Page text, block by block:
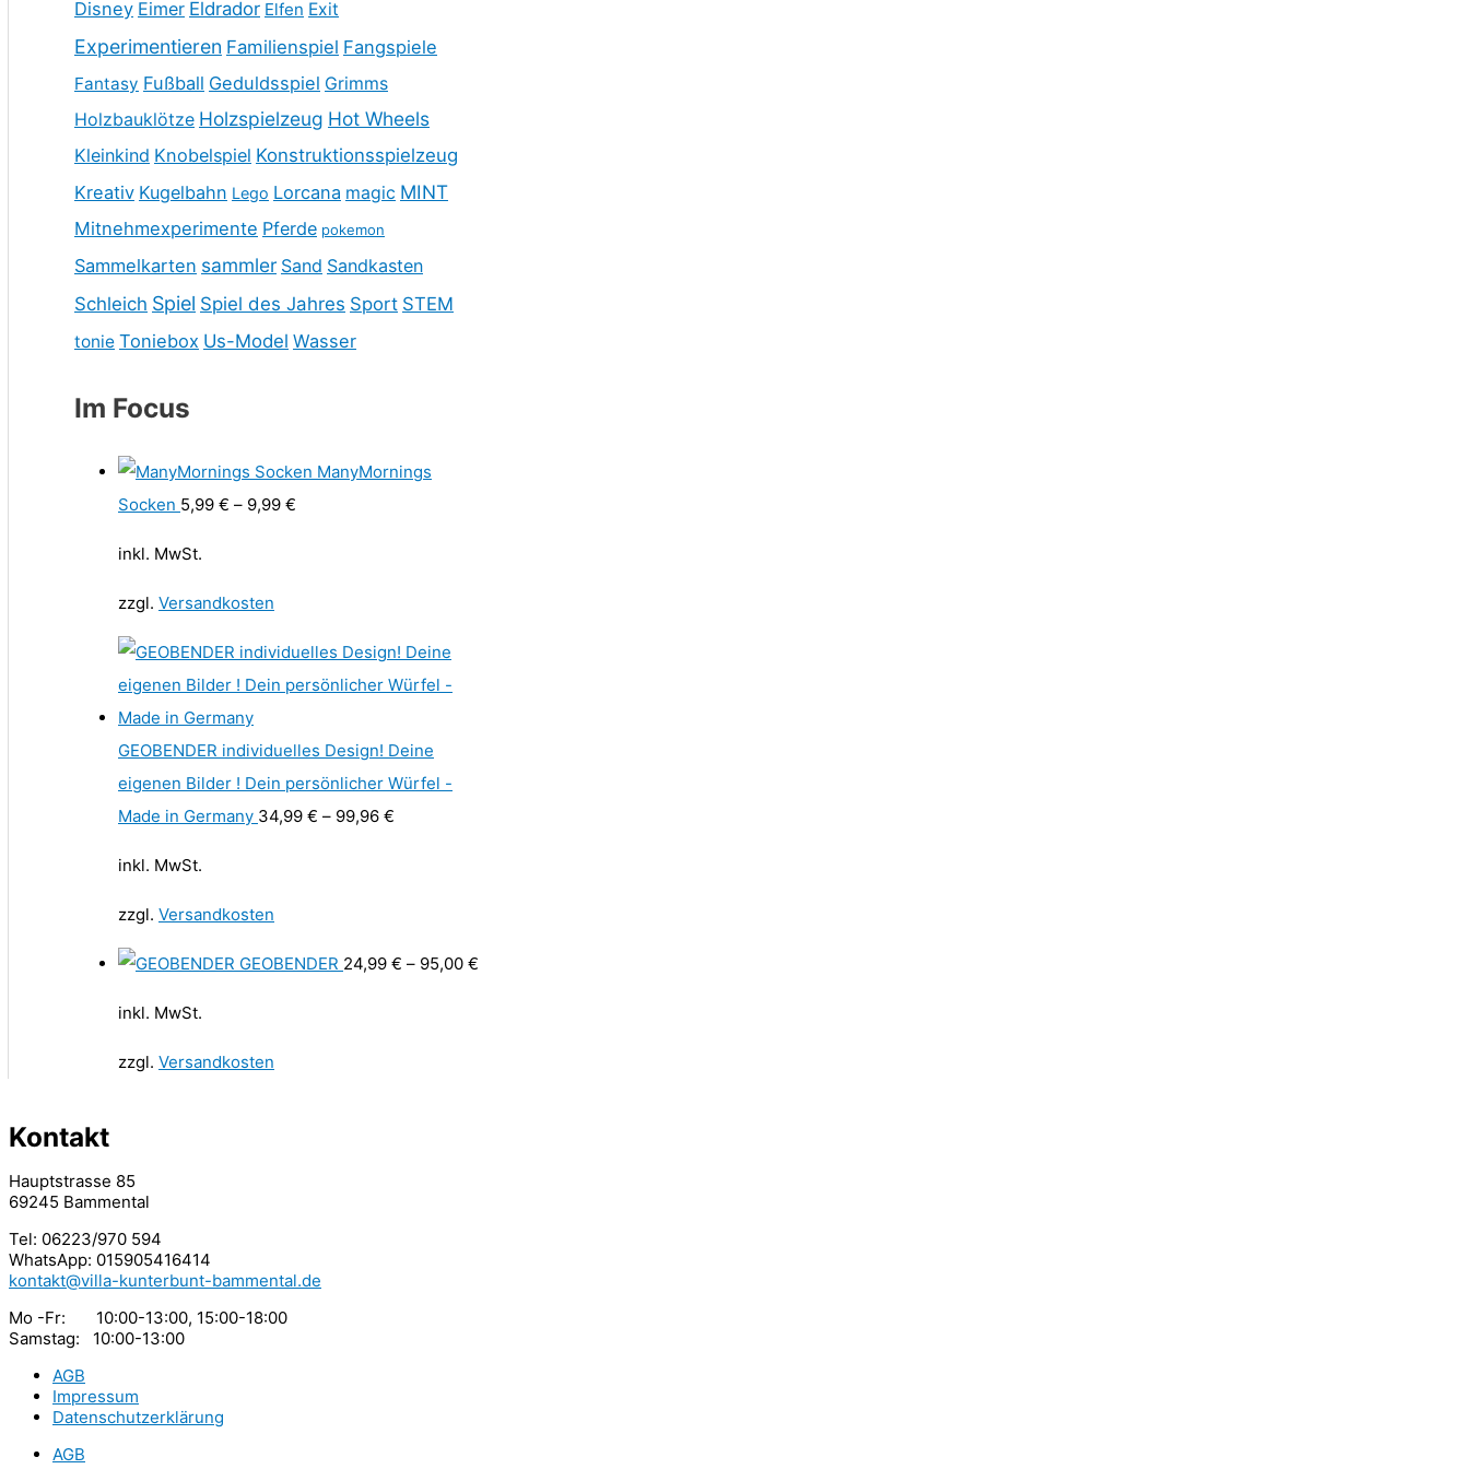
Disney Eimer Eldrador Elfen Exit
Experimentieren Familienspiel Fangspiele
Fantasy Fußball Geduldsspiel Grimms
Holzbauklötze Holzspielzeug Hot Wheels
Kleinkind Knobelspiel Konstruktionsspielzeug
Kreativ Kugelbahn Lego Lorcana magic MINT
Mitnehmexperimente Pferde pokemon
Sammelkarten sammler Sand Sandkasten
Schleich Spiel Spiel des Jahres Sport STEM
tonie Toniebox Us-Model Wasser
Im Focus
ManyMornings
Socken 5,99 € – 9,99 €
inkl. MwSt.
zzgl. Versandkosten
GEOBENDER individuelles Design! Deine
eigenen Bilder ! Dein persönlicher Würfel -
Made in Germany 34,99 € – 99,96 €
inkl. MwSt.
zzgl. Versandkosten
GEOBENDER 24,99 € – 95,00 €
inkl. MwSt.
zzgl. Versandkosten
Kontakt
Hauptstrasse 85
69245 Bammental
Tel: 06223/970 594
WhatsApp: 015905416414
kontakt@villa-kunterbunt-bammental.de
Mo -Fr: 10:00-13:00, 15:00-18:00
Samstag: 10:00-13:00
AGB
Impressum
Datenschutzerklärung
AGB